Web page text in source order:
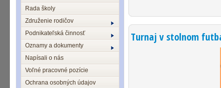
Rada školy
Združenie rodičov
Podnikateľská činnosť
Oznamy a dokumenty
Napísali o nás
Voľné pracovné pozície
Ochrana osobných údajov
Turnaj v stolnom